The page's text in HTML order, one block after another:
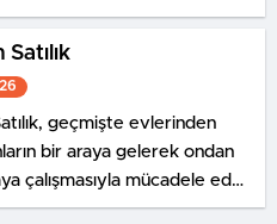
geçmişte evlerinden
bir araya gelerek ondan
çalışmasıyla mücadele eden
hikayesini konu